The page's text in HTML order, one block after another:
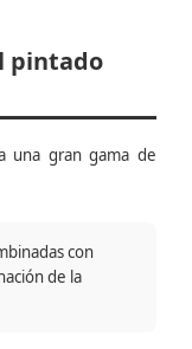
pintado
una gran gama de
con
de la